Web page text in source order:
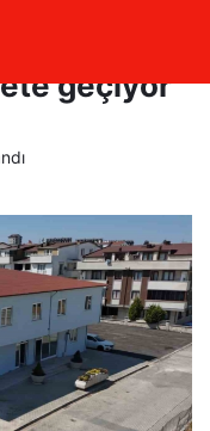
hizmet
geçiyor